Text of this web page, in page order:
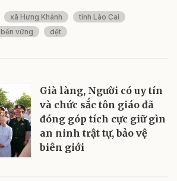
xã Hưng Khánh
tỉnh Lào Cai
bền vững dệt
Già làng, Người có uy tín
và chức sắc tôn giáo đã
đóng góp tích cực giữ gìn
an ninh trật tự, bảo vệ
biên giới